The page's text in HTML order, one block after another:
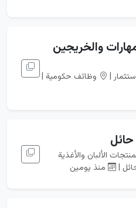
والخريجين
|
وظائف حكومية |
الألبان والأغذية
| منذ يومين